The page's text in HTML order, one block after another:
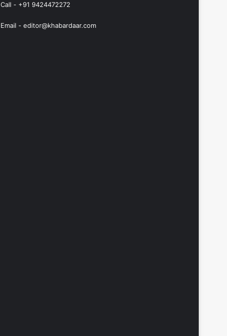
Call - +91 9424472272
Email - editor@khabardaar.com